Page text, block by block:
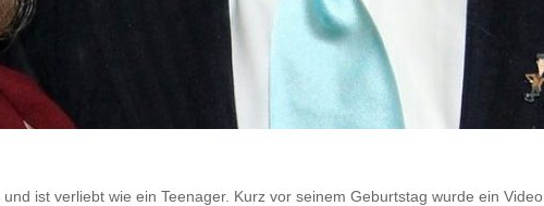
ist verliebt wie ein Teenager. Kurz vor seinem Geburtstag wurde ein Video